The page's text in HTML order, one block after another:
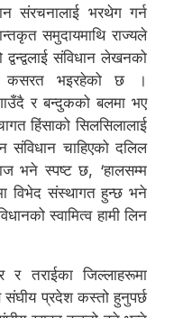
संरचनालाई भरथेग गर्न
समुदायमाथि राज्यले
संविधान लेखनको
कसरत भइरहेको छ ।
र बन्दुकको बलमा भए
हिंसाको सिलसिलालाई
संविधान चाहिएको दलिल
भने स्पष्ट छ, ‘हालसम्म
विभेद संस्थागत हुन्छ भने
स्वामित्व हामी लिन
तराईका जिल्लाहरूमा
संघीय प्रदेश कस्तो हुनुपर्छ